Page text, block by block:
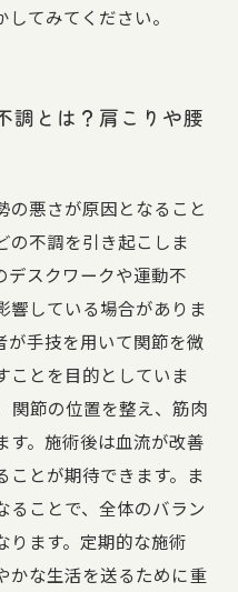
てみてください。
調とは？肩こりや腰
の悪さが原因となること
の不調を引き起こしま
デスクワークや運動不
響している場合がありま
が手技を用いて関節を微
ことを目的としていま
関節の位置を整え、筋肉
す。施術後は血流が改善
ことが期待できます。ま
ることで、全体のバラン
ります。定期的な施術
かな生活を送るために重